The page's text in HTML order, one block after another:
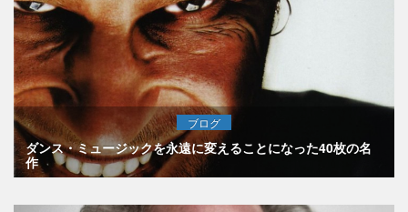
ブログ
ダンス・ミュージックを永遠に変えることになった40枚の名
作